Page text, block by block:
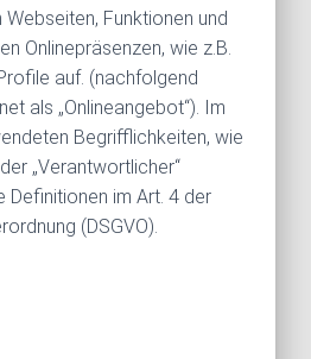
Funktionen und
Onlinepräsenzen, wie z.B.
auf. (nachfolgend
als „Onlineangebot“). Im
Begrifflichkeiten, wie
„Verantwortlicher“
Definitionen im Art. 4 der
(DSGVO).